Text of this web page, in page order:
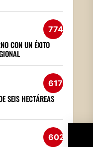
774
CON UN ÉXITO
617
SEIS HECTÁREAS
602